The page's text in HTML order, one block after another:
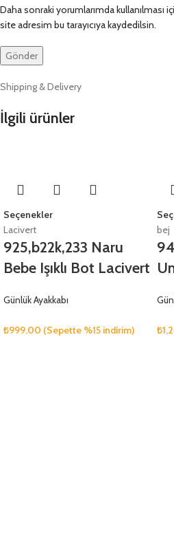
Daha sonraki yorumlarımda kullanılması
site adresim bu tarayıcıya kaydedilsin.
Shipping & Delivery
İlgili ürünler
Seçenekler
Lacivert
925,b22k,233 Naru
Bebe Işıklı Bot Lacivert
Günlük Ayakkabı
₺999.00 (Sepette %15 indirim)
bej
₺